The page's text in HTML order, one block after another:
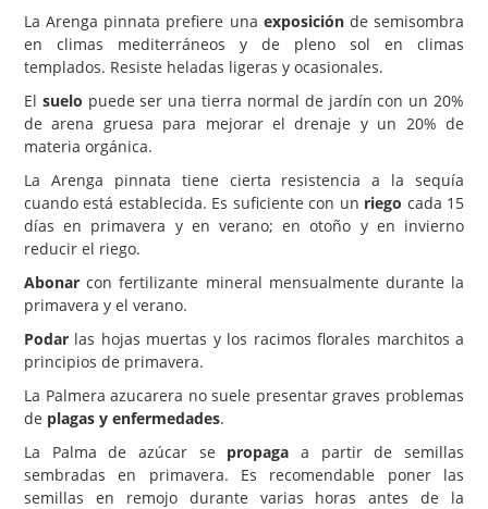
La Arenga pinnata prefiere una exposiciónde semisombra
en climas mediterráneos y de pleno sol en climas
templados. Resiste heladas ligeras y ocasionales.
El suelo puede ser una tierra normal de jardín con un 20%
de arena gruesa para mejorar el drenaje y un 20% de
materia orgánica.
La Arenga pinnata tiene cierta resistencia a la sequía
cuando está establecida. Es suficiente con un riego cada 15
días en primavera y en verano; en otoño y en invierno
reducir el riego.
Abonar con fertilizante mineral mensualmente durante la
primavera y el verano.
Podar las hojas muertas y los racimos florales marchitos a
principios de primavera.
La Palmera azucarera no suele presentar graves problemas
de plagas y enfermedades.
La Palma de azúcar se propaga a partir de semillas
sembradas en primavera. Es recomendable poner las
semillas en remojo durante varias horas antes de la